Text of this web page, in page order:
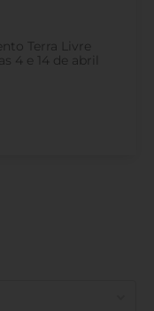
Terra Livre
4 e 14 de abril